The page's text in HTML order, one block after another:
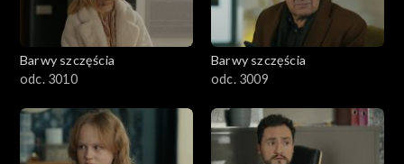
Barwy szczęścia
odc. 3010
Barwy szczęścia
odc. 3009